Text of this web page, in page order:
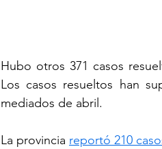
Hubo otros 371 casos
Los casos resueltos han
mediados de abril.
La provincia reportó 210